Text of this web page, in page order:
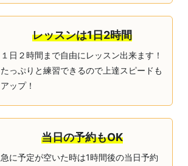
レッスンは1日2時間
１日２時間まで自由にレッスン出来ます！
たっぷりと練習できるので上達スピードも
アップ！
当日の予約もOK
急に予定が空いた時は1時間後の当日予約